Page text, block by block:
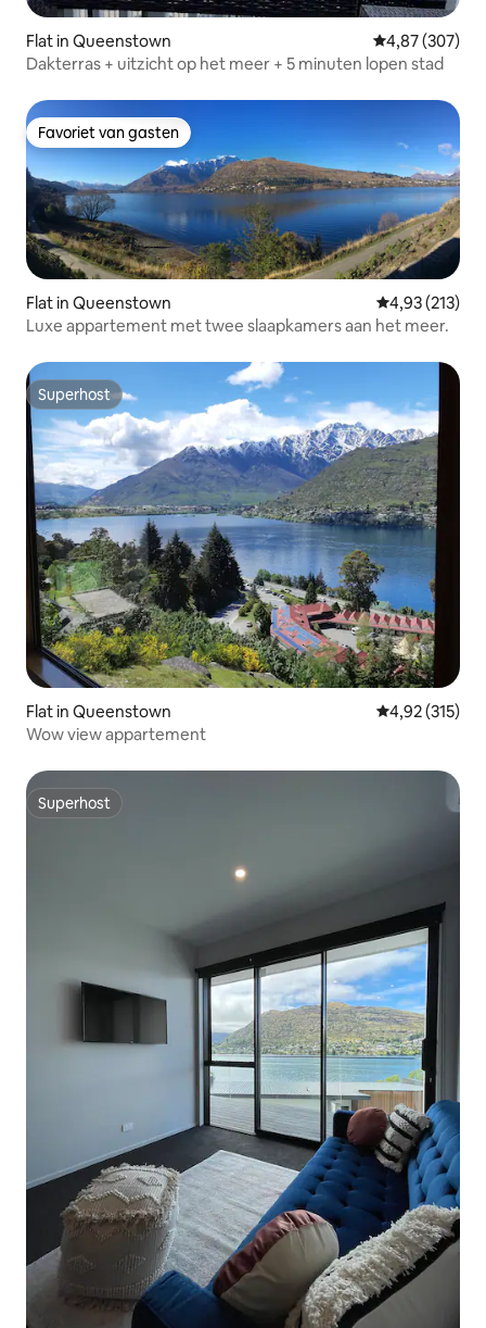
Flat in Queenstown Gemiddelde
4,87 (307)
Dakterras + uitzicht op het meer + 5 minuten lopen stad
Favoriet van gasten
Favoriet van gasten
Flat in Queenstown Gemiddelde
4,93 (213)
Luxe appartement met twee slaapkamers aan het meer.
Superhost
Superhost
Flat in Queenstown Gemiddelde
4,92 (315)
Wow view appartement
Superhost
Superhost